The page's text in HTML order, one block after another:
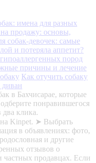
имена для разных
на продажу: основы,
собак-девочек: самые
и потеряла аппетит?
пород
причины и лечение
Как отучить собаку
диван
в Бахчисарае, которые
понравившегося
клика.
на Kinpet. ➤ Выбрать
в объявлениях: фото,
и другие
отзывов о
частных продавцах. Если